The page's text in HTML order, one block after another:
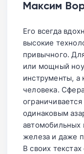
обновляются
группового
поддержку
гонок
Максим
Его всегда
высокие
привычного.
или мощный
инструменты,
человека.
одинаковым
автомобильных
железа и даже
В своих